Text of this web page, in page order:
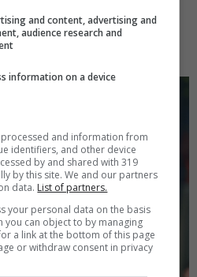
sabato mi ha lasciato
and content, advertising and
audience research and
information on a device
and information from
identifiers, and other device
by and shared with 319
by this site. We and our partners
data. List of partners.
your personal data on the basis
you can object to by managing
a link at the bottom of this page
or withdraw consent in privacy